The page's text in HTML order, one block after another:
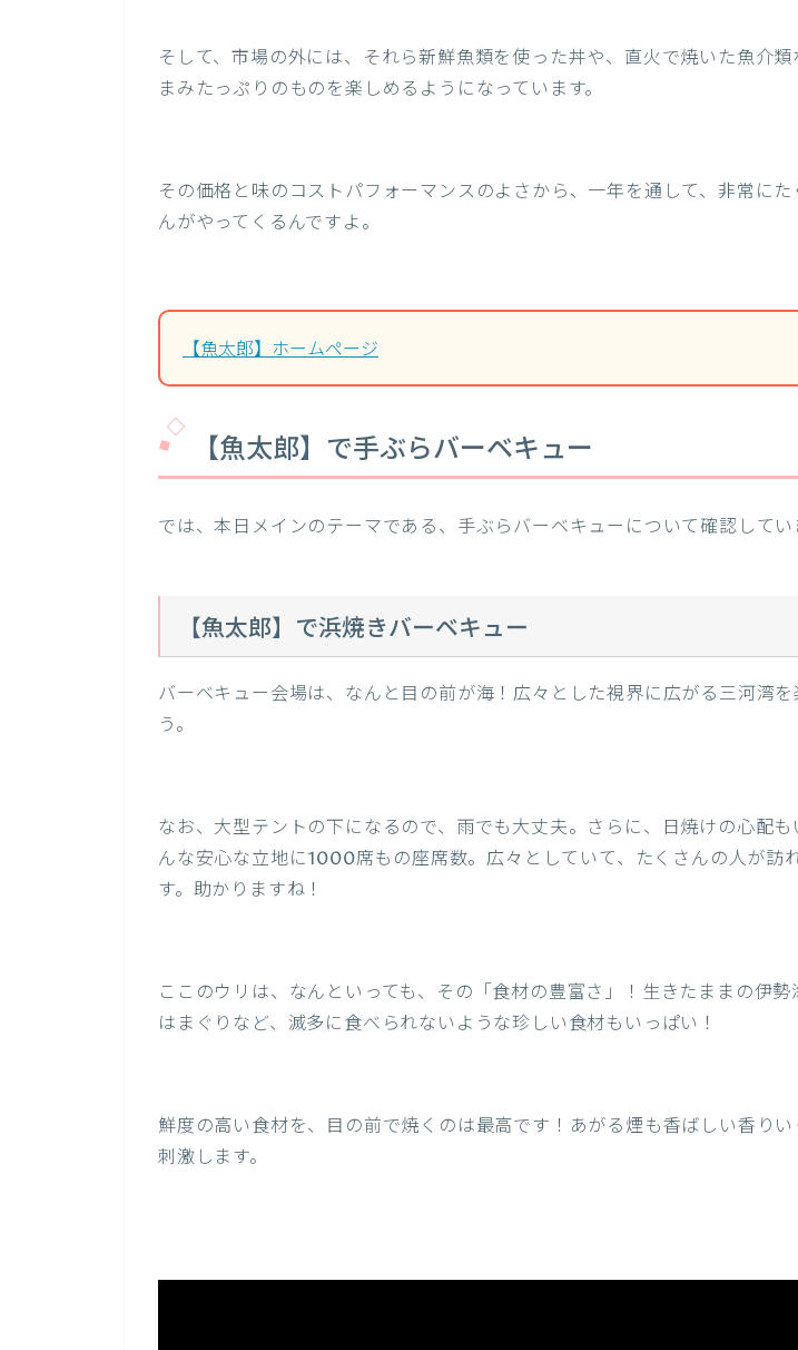
そして、市場の外には、それら新鮮魚類を使った丼や、直火で焼いた魚介類
まみたっぷりのものを楽しめるようになっています。
その価格と味のコストパフォーマンスのよさから、一年を通して、非常にた
んがやってくるんですよ。
【魚太郎】ホームページ
【魚太郎】で手ぶらバーベキュー
では、本日メインのテーマである、手ぶらバーベキューについて確認してい
【魚太郎】で浜焼きバーベキュー
バーベキュー会場は、なんと目の前が海！広々とした視界に広がる三河湾を
う。
なお、大型テントの下になるので、雨でも大丈夫。さらに、日焼けの心配も
んな安心な立地に1000席もの座席数。広々としていて、たくさんの人が訪
す。助かりますね！
ここのウリは、なんといっても、その「食材の豊富さ」！生きたままの伊勢
はまぐりなど、滅多に食べられないような珍しい食材もいっぱい！
鮮度の高い食材を、目の前で焼くのは最高です！あがる煙も香ばしい香り
刺激します。